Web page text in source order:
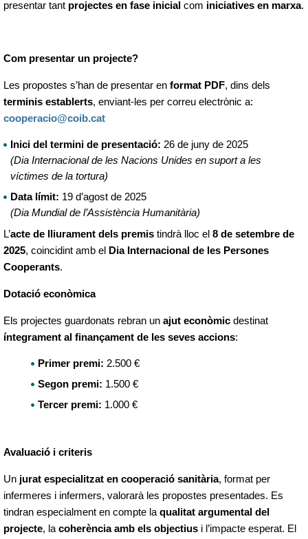
presentar tant projectes en fase inicial com iniciatives en marxa.
Com presentar un projecte?
Les propostes s’han de presentar en format PDF, dins dels
terminis establerts, enviant-les per correu electrònic a:
cooperacio@coib.cat
Inici del termini de presentació: 26 de juny de 2025
(Dia Internacional de les Nacions Unides en suport a les
víctimes de la tortura)
Data límit: 19 d’agost de 2025
(Dia Mundial de l’Assistència Humanitària)
L’acte de lliurament dels premis tindrà lloc el 8 de setembre de
2025, coincidint amb el
Dia Internacional de les Persones
Cooperants.
Dotació econòmica
Els projectes guardonats rebran un ajut econòmic destinat
íntegrament al finançament de les seves accions:
Primer premi: 2.500 €
Segon premi: 1.500 €
Tercer premi: 1.000 €
Avaluació i criteris
Un jurat especialitzat en cooperació sanitària, format per
infermeres i infermers, valorarà les propostes presentades. Es
tindran especialment en compte laqualitat argumental del
projecte, lacoherència amb els objectius i l’impacte esperat. El